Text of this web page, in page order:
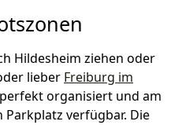
Hildesheim ziehen oder
lieber Freiburg im
organisiert und am
Parkplatz verfügbar. Die